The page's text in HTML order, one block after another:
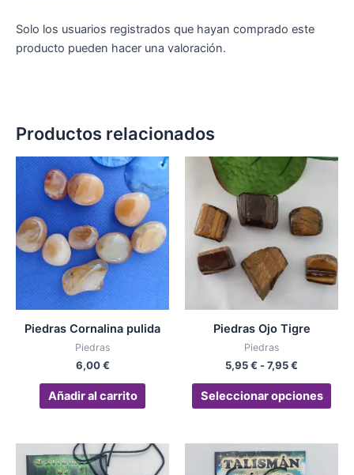
Solo los usuarios registrados que hayan comprado este
producto pueden hacer una valoración.
Productos relacionados
Piedras Cornalina pulida
Piedras
6,00€
Añadir al carrito
Piedras Ojo Tigre
Piedras
5,95€ -7,95€
Rango
de
5,95 €
hasta
7,95 €
Seleccionar opciones
Este
Las
de